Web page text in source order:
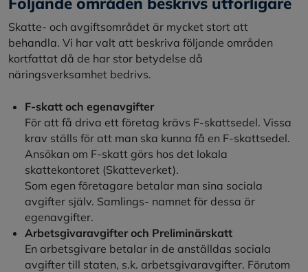
Skatte- och avgiftsområdet är mycket stort att
behandla. Vi har valt att beskriva följande områden
kortfattat då de har stor betydelse då
näringsverksamhet bedrivs.
F-skatt och egenavgifter
För att få driva ett företag krävs F-skattsedel. Vissa
krav ställs för att man ska kunna få en F-skattsedel.
Ansökan om F-skatt görs hos det lokala
skattekontoret (Skatteverket).
Som egen företagare betalar man sina sociala
avgifter själv. Samlings- namnet för dessa är
egenavgifter.
Arbetsgivaravgifter och Preliminärskatt
En arbetsgivare betalar in de anställdas sociala
avgifter till staten, s.k. arbetsgivaravgifter. Förutom